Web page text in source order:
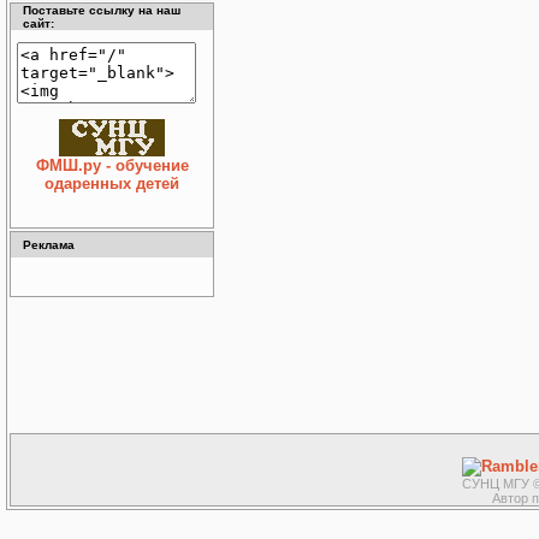
Поставьте ссылку на наш
сайт:
ФМШ.ру - обучение
одаренных детей
Реклама
СУНЦ МГУ ©
Автор